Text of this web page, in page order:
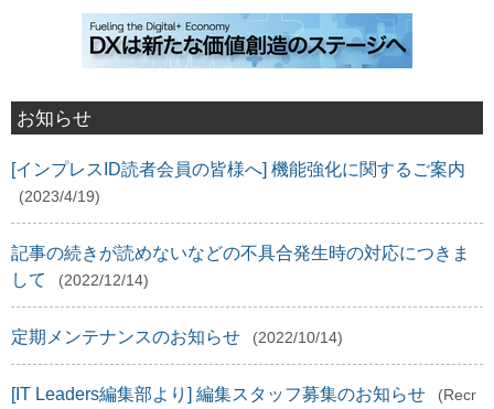
お知らせ
[インプレスID読者会員の皆様へ] 機能強化に関するご案内
(2023/4/19)
記事の続きが読めないなどの不具合発生時の対応につきま
して
(2022/12/14)
定期メンテナンスのお知らせ (2022/10/14)
[IT Leaders編集部より] 編集スタッフ募集のお知らせ
(Recr